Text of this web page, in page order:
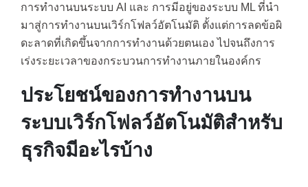
การทำงานบนระบบ AI และ การมีอยู่ของระบบ ML ที่นำ
มาสู่การทำงานบนเวิร์กโฟลว์อัตโนมัติ ตั้งแต่การลดข้อผิ
ดะลาดที่เกิดขึ้นจากการทำงานด้วยตนเอง ไปจนถึงการ
เร่งระยะเวลาของกระบวนการทำงานภายในองค์กร
ประโยชน์ของการทำงานบน
ระบบเวิร์กโฟลว์อัตโนมัติสำหรับ
ธุรกิจมีอะไรบ้าง